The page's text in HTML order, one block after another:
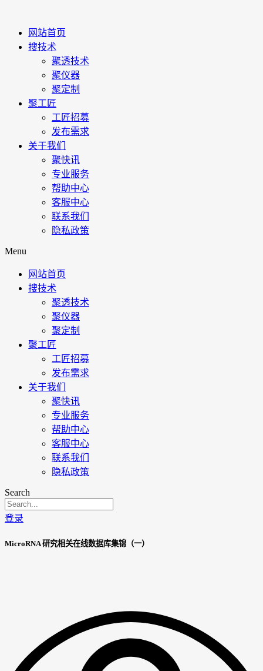
网站首页
搜技术
聚透技术
聚仪器
聚定制
聚工匠
工匠招募
发布需求
关于我们
聚快讯
专业服务
帮助中心
客服中心
联系我们
隐私政策
Menu
网站首页
搜技术
聚透技术
聚仪器
聚定制
聚工匠
工匠招募
发布需求
关于我们
聚快讯
专业服务
帮助中心
客服中心
联系我们
隐私政策
Search
登录
MicroRNA 研究相关在线数据库集锦（一）